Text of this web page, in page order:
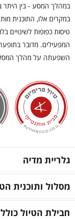
במהלך המסע - בין היתר
במקרים אלו, התוכנית
טיסות כפופות לשינויים
המפעילים. מדובר
השפעתה על מהלך
גלריית מדיה
מסלול ותוכנית
חבילת הטיול